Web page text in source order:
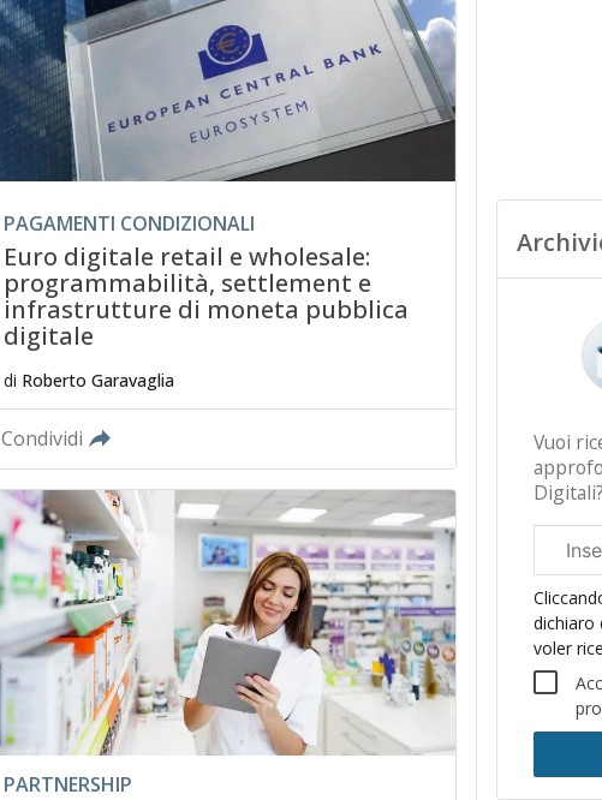
PAGAMENTI CONDIZIONALI
Euro digitale retail e wholesale:
programmabilità, settlement e
infrastrutture di moneta pubblica
digitale
di Roberto Garavaglia
Condividi
PARTNERSHIP
Vuoi
Digitali?
aziendale
dichiaro
voler